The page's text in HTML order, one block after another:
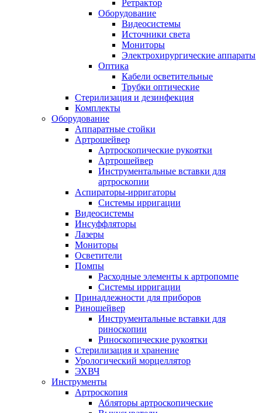
Ретрактор
Оборудование
Видеосистемы
Источники света
Мониторы
Электрохирургические аппараты
Оптика
Кабели осветительные
Трубки оптические
Стерилизация и дезинфекция
Комплекты
Оборудование
Аппаратные стойки
Артрошейвер
Артроскопические рукоятки
Артрошейвер
Инструментальные вставки для
артроскопии
Аспираторы-ирригаторы
Системы ирригации
Видеосистемы
Инсуффляторы
Лазеры
Мониторы
Осветители
Помпы
Расходные элементы к артропомпе
Системы ирригации
Принадлежности для приборов
Риношейвер
Инструментальные вставки для
риноскопии
Риноскопические рукоятки
Стерилизация и хранение
Урологический морцеллятор
ЭХВЧ
Инструменты
Артроскопия
Абляторы артроскопические